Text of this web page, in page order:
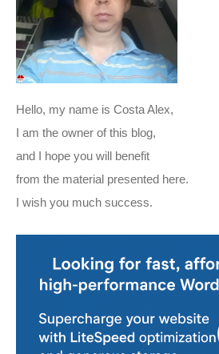
Hello, my name is Costa Alex,
I am the owner of this blog,
and I hope you will benefit
from the material presented here.
I wish you much success.